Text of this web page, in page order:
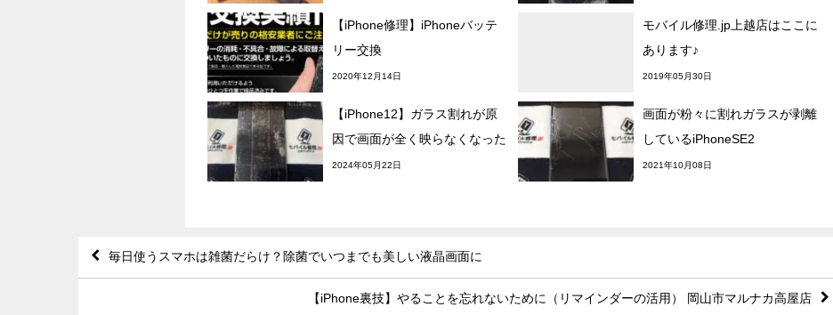
【iPhone修理】iPhoneバッテ
リー交換
2020年12月14日
モバイル修理.jp上越店はここに
あります♪
2019年05月30日
【iPhone12】ガラス割れが原
因で画面が全く映らなくなった
2024年05月22日
画面が粉々に割れガラスが剥離
しているiPhoneSE2
2021年10月08日
毎日使うスマホは雑菌だらけ？除菌でいつまでも美しい液晶画面に
【iPhone裏技】やることを忘れないために（リマインダーの活用） 岡山市マルナカ高屋店